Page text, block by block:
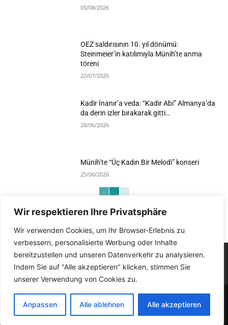
Wir respektieren Ihre Privatsphäre
Wir verwenden Cookies, um Ihr Browser-Erlebnis zu
verbessern, personalisierte Werbung oder Inhalte
bereitzustellen und unseren Datenverkehr zu analysieren.
Indem Sie auf "Alle akzeptieren" klicken, stimmen Sie
unserer Verwendung von Cookies zu.
Anpassen Alle ablehnen Alle akzeptieren
05/08/2026
OEZ saldırısının 10. yıl dönümü:
Steinmeier’in katılımıyla Münih’te anma
töreni
22/07/2026
Kadir İnanır’a veda: “Kadir Abi” Almanya’da
da derin izler bırakarak gitti…
28/06/2026
Münih’te “Üç Kadın Bir Melodi” konseri
25/06/2026
Devamını Göster
Impressum Kontakt Datenschutzerklärung
© Medyat!k